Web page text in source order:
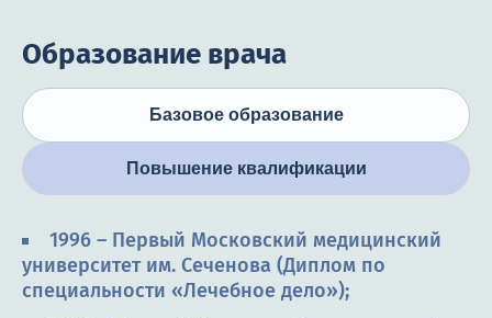
Образование врача
Базовое образование
Повышение квалификации
1996 – Первый Московский медицинский
университет им. Сеченова (Диплом по
специальности «Лечебное дело»);